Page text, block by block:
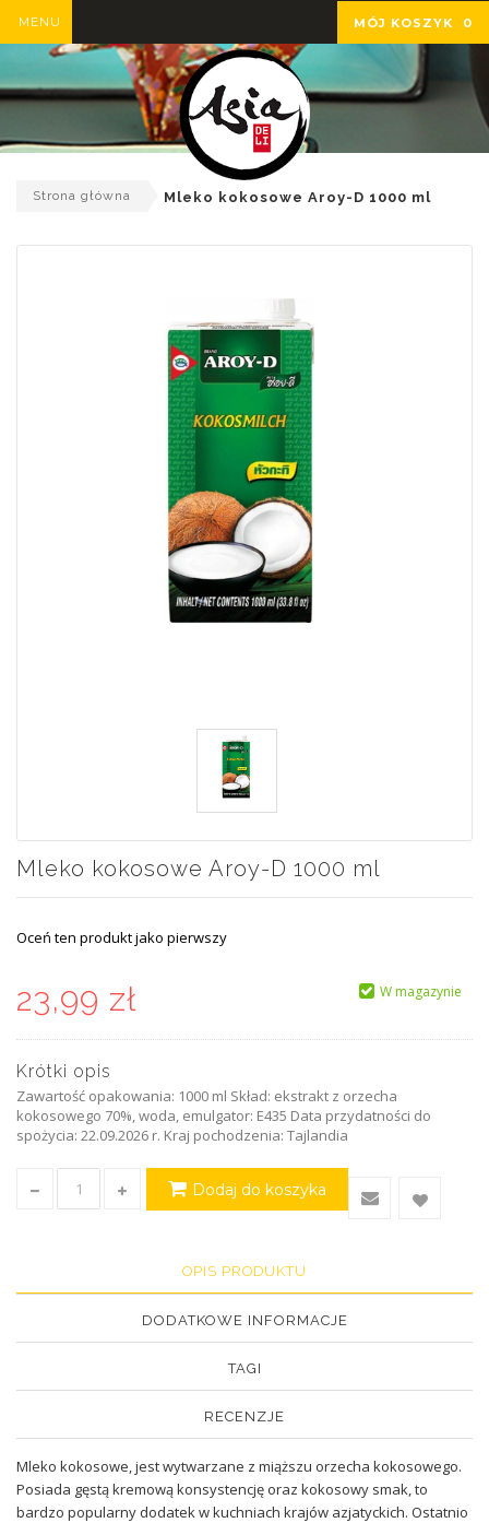
MÓJ KOSZYK 0
MENU
Strona główna Mleko kokosowe Aroy-D 1000 ml
Mleko kokosowe Aroy-D 1000 ml
Oceń ten produkt jako pierwszy
23,99 zł W magazynie
Krótki opis
Zawartość opakowania: 1000 ml Skład: ekstrakt z orzecha
kokosowego 70%, woda, emulgator: E435 Data przydatności do
spożycia: 22.09.2026 r. Kraj pochodzenia: Tajlandia
Dodaj do koszyka
OPIS PRODUKTU
DODATKOWE INFORMACJE
TAGI
RECENZJE
Mleko kokosowe, jest wytwarzane z miąższu orzecha kokosowego.
Posiada gęstą kremową konsystencję oraz kokosowy smak, to
bardzo popularny dodatek w kuchniach krajów azjatyckich. Ostatnio